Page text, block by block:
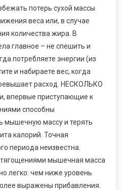
потерь сухой массы
веса или, в случае
количества жира. В
главное – не спешить и
потребляете энергии (из
и набираете вес, когда
расход. НЕСКОЛЬКО
приступающие к
способны
мышечную массу и терять
калорий. Точная
периода неизвестна.
мышечная масса
легко: чем ниже уровень
выражены прибавления.